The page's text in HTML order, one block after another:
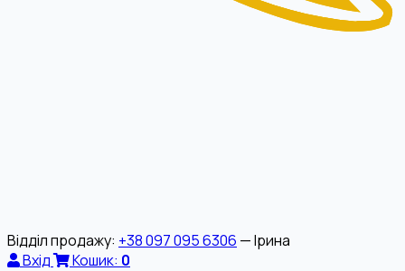
Відділ продажу: +38 097 095 6306 — Ірина
Вхід
Кошик: 0